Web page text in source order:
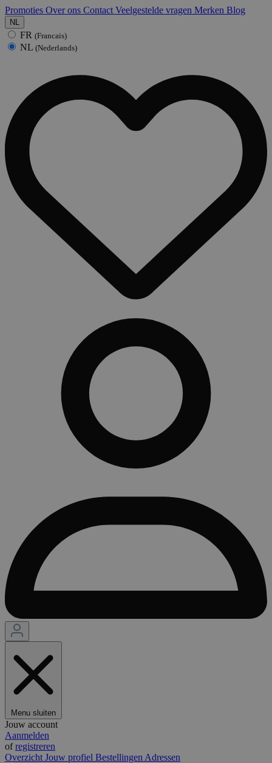
Promoties Over ons Contact Veelgestelde vragen Merken Blog
NL
FR (Francais)
NL (Nederlands)
Menu sluiten
Jouw account
Aanmelden
ofregistreren
Overzicht Jouw profiel Bestellingen Adressen